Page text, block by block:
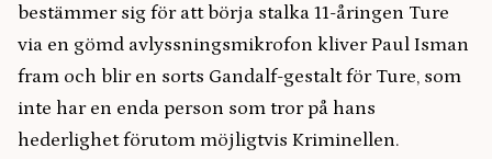
bestämmer sig för att börja stalka 11-åringen Ture
via en gömd avlyssningsmikrofon kliver Paul Isman
fram och blir en sorts Gandalf-gestalt för Ture, som
inte har en enda person som tror på hans
hederlighet förutom möjligtvis Kriminellen.